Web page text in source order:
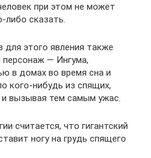
при этом не может
либо сказать.
для этого явления также
— Ингума,
в домах во время сна и
кого-нибудь из спящих,
и вызывая тем самым ужас.
считается, что гигантский
ногу на грудь спящего